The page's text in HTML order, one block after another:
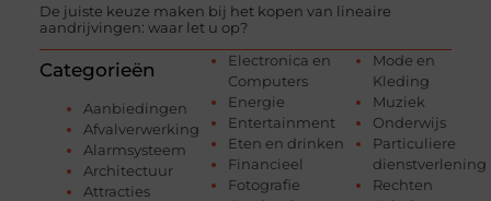
De juiste keuze maken bij het kopen van lineaire
aandrijvingen: waar let u op?
Categorieën
Aanbiedingen
Afvalverwerking
Alarmsysteem
Architectuur
Attracties
Electronica en
Computers
Energie
Entertainment
Eten en drinken
Financieel
Fotografie
Mode en
Kleding
Muziek
Onderwijs
Particuliere
dienstverlening
Rechten